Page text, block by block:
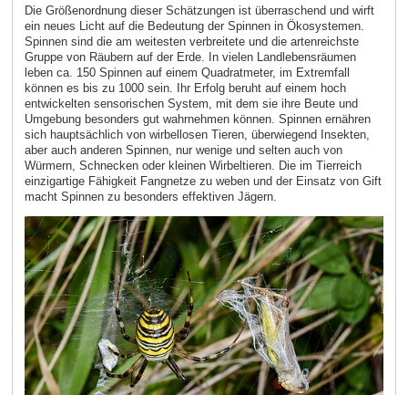
Die Größenordnung dieser Schätzungen ist überraschend und wirft
ein neues Licht auf die Bedeutung der Spinnen in Ökosystemen.
Spinnen sind die am weitesten verbreitete und die artenreichste
Gruppe von Räubern auf der Erde. In vielen Landlebensräumen
leben ca. 150 Spinnen auf einem Quadratmeter, im Extremfall
können es bis zu 1000 sein. Ihr Erfolg beruht auf einem hoch
entwickelten sensorischen System, mit dem sie ihre Beute und
Umgebung besonders gut wahrnehmen können. Spinnen ernähren
sich hauptsächlich von wirbellosen Tieren, überwiegend Insekten,
aber auch anderen Spinnen, nur wenige und selten auch von
Würmern, Schnecken oder kleinen Wirbeltieren. Die im Tierreich
einzigartige Fähigkeit Fangnetze zu weben und der Einsatz von Gift
macht Spinnen zu besonders effektiven Jägern.